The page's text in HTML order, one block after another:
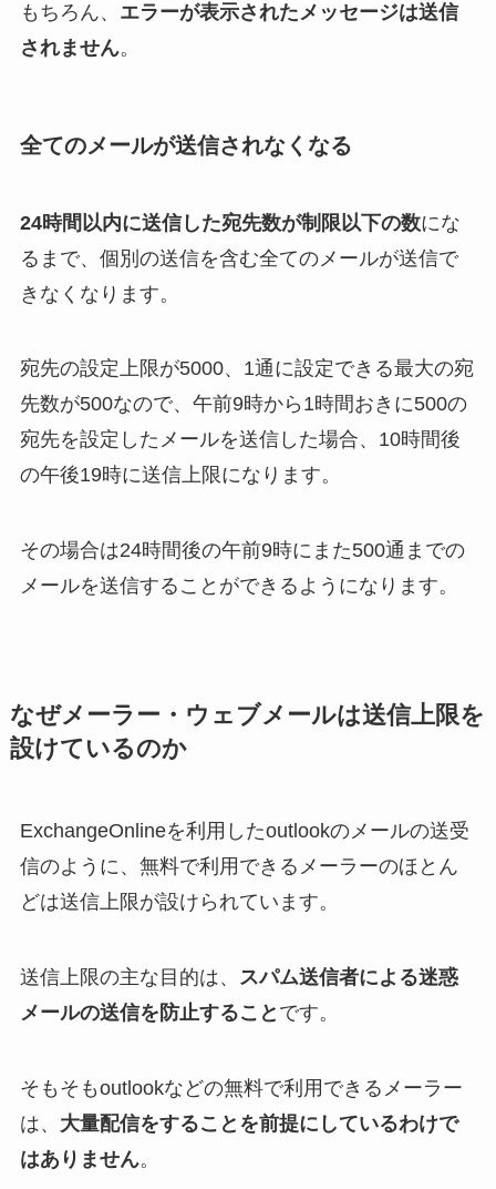
もちろん、 エラーが表示されたメッセージは送信
されません。
全てのメールが送信されなくなる
24時間以内に送信した宛先数が制限以下の数にな
るまで、個別の送信を含む全てのメールが送信で
きなくなります。
宛先の設定上限が5000、1通に設定できる最大の宛
先数が500なので、午前9時から1時間おきに500の
宛先を設定したメールを送信した場合、10時間後
の午後19時に送信上限になります。
その場合は24時間後の午前9時にまた500通までの
メールを送信することができるようになります。
なぜメーラー・ウェブメールは送信上限を
設けているのか
ExchangeOnlineを利用したoutlookのメールの送受
信のように、無料で利用できるメーラーのほとん
どは送信上限が設けられています。
送信上限の主な目的は、 スパム送信者による迷惑
メールの送信を防止すること です。
そもそもoutlookなどの無料で利用できるメーラー
は、 大量配信をすることを前提にしているわけで
はありません。